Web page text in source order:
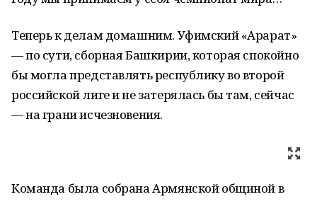
Теперь к делам домашним. Уфимский «Арарат»
— по сути, сборная Башкирии, которая спокойно
бы могла представлять республику во второй
российской лиге и не затерялась бы там, сейчас
— на грани исчезновения.
Команда была собрана Армянской общиной в